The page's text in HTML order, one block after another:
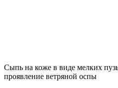
Сыпь на коже в виде мелких
проявление ветряной оспы